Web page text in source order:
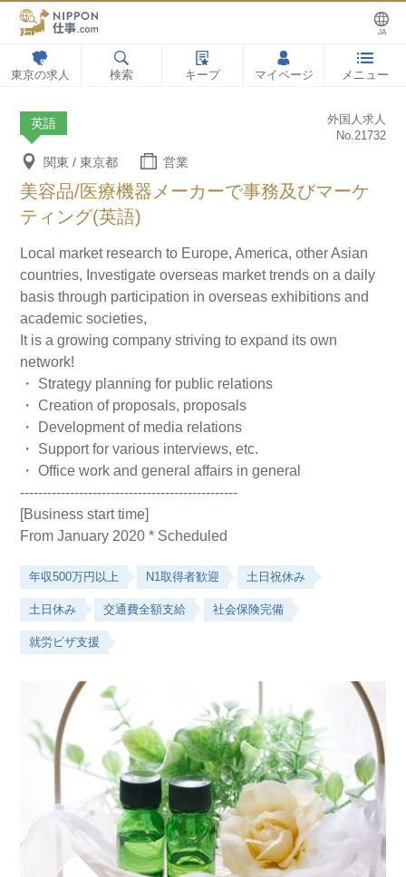
東京の求人 検索 キープ マイページ メニュー
JA
英語
外国人求人
No.21732
関東 / 東京都 営業
美容品/医療機器メーカーで事務及びマーケ
ティング(英語)
Local market research to Europe, America, other Asian
countries, Investigate overseas market trends on a daily
basis through participation in overseas exhibitions and
academic societies,
It is a growing company striving to expand its own
network!
・ Strategy planning for public relations
・ Creation of proposals, proposals
・ Development of media relations
・ Support for various interviews, etc.
・ Office work and general affairs in general
------------------------------------------------
[Business start time]
From January 2020 * Scheduled
年収500万円以上 N1取得者歓迎 土日祝休み
土日休み 交通費全額支給 社会保険完備
就労ビザ支援